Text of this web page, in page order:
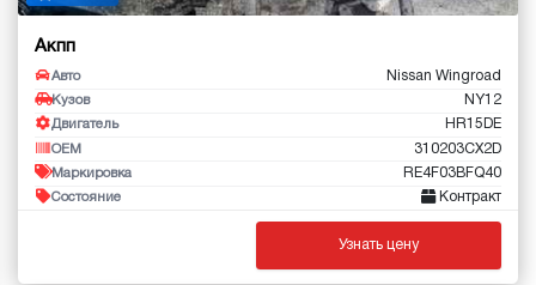
Акпп
Авто Nissan Wingroad
Кузов NY12
Двигатель HR15DE
OEM 310203CX2D
Маркировка RE4F03BFQ40
Состояние Контракт
Узнать цену